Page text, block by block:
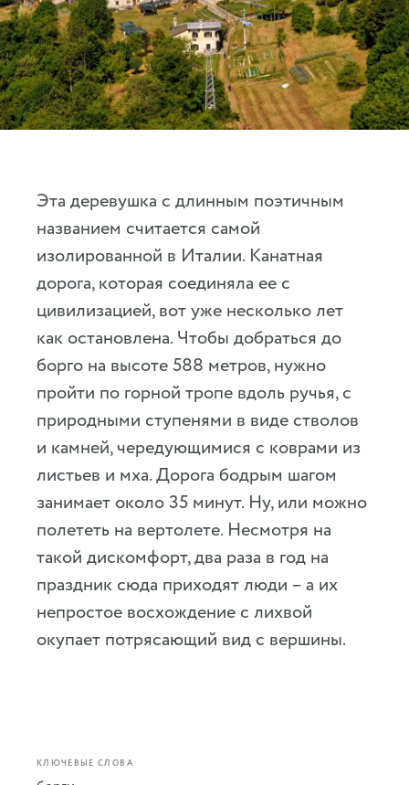
Эта деревушка с длинным поэтичным
названием считается самой
изолированной в Италии. Канатная
дорога, которая соединяла ее с
цивилизацией, вот уже несколько лет
как остановлена. Чтобы добраться до
борго на высоте 588 метров, нужно
пройти по горной тропе вдоль ручья, с
природными ступенями в виде стволов
и камней, чередующимися с коврами из
листьев и мха. Дорога бодрым шагом
занимает около 35 минут. Ну, или можно
полететь на вертолете. Несмотря на
такой дискомфорт, два раза в год на
праздник сюда приходят люди – а их
непростое восхождение с лихвой
окупает потрясающий вид с вершины.
КЛЮЧЕВЫЕ СЛОВА